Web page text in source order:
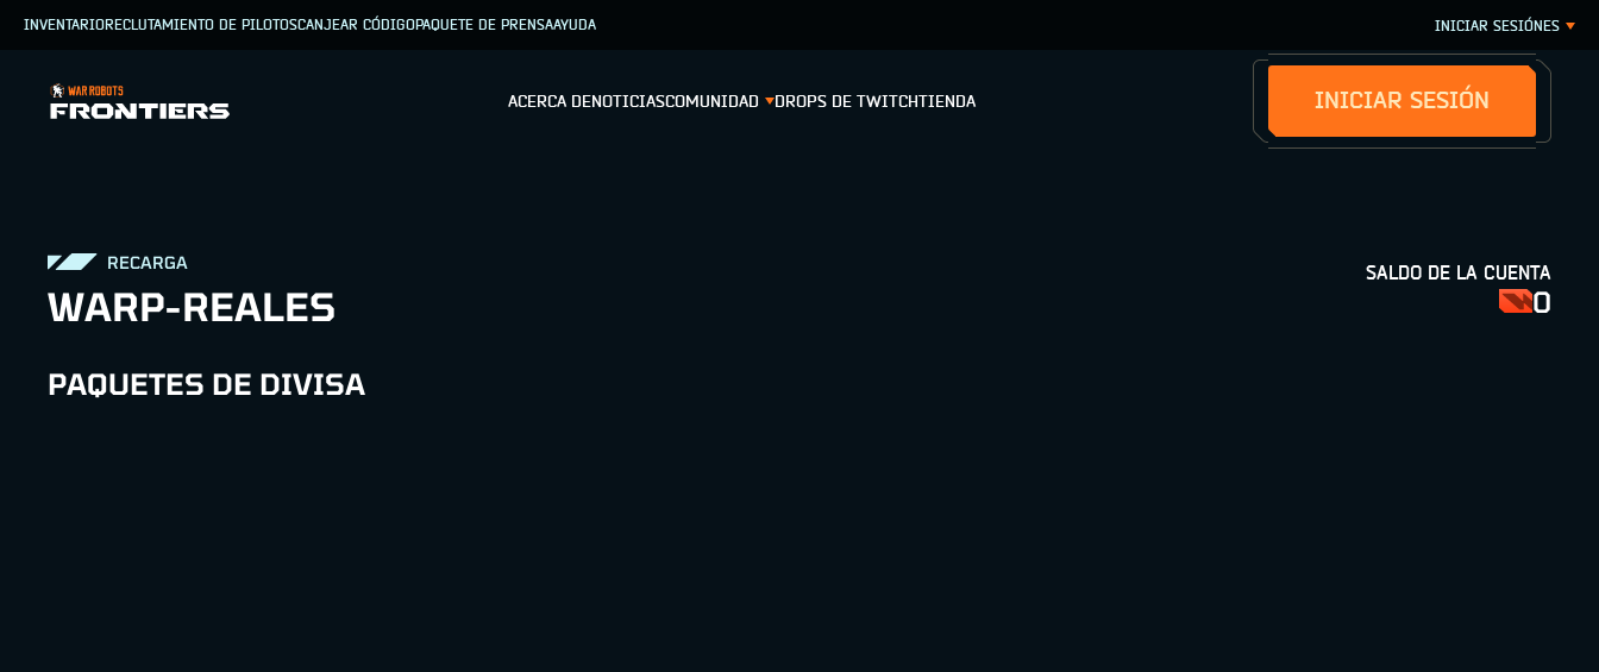
INVENTARIORECLUTAMIENTO DE PILOTOSCANJEAR CÓDIGOPAQUETE DE PRENSAAYUDA INICIAR SESIÓNES
ACERCA DENOTICIASCOMUNIDAD DROPS DE TWITCHTIENDA INICIAR SESIÓN
RECARGA
WARP-REALES
SALDO DE LA CUENTA
0
PAQUETES DE DIVISA